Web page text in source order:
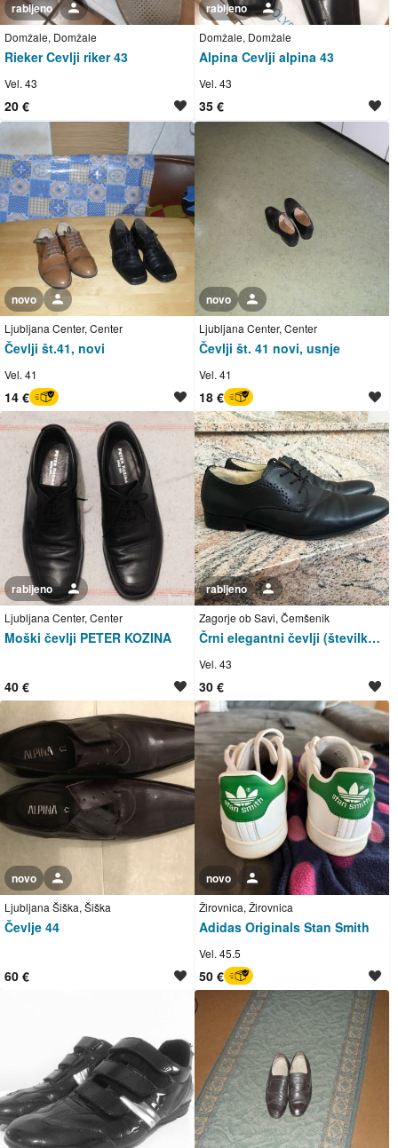
Rieker Cevlji riker 43
Domžale, Domžale
rabljeno
Vel. 43
20 €
Alpina Cevlji alpina 43
Domžale, Domžale
rabljeno
Vel. 43
35 €
Čevlji št.41, novi
Ljubljana Center, Center
novo
Vel. 41
14 €
Čevlji št. 41 novi, usnje
Ljubljana Center, Center
novo
Vel. 41
18 €
Moški čevlji PETER KOZINA
Ljubljana Center, Center
rabljeno
40 €
Črni elegantni čevlji (številka 43)
Zagorje ob Savi, Čemšenik
rabljeno
Vel. 43
30 €
Čevlje 44
Ljubljana Šiška, Šiška
novo
60 €
Adidas Originals Stan Smith
Žirovnica, Žirovnica
novo
Vel. 45.5
50 €